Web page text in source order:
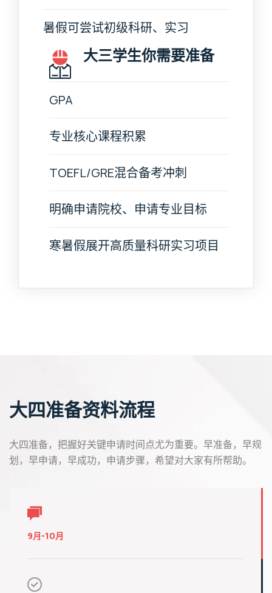
暑假可尝试初级科研、实习
大三学生你需要准备
GPA
专业核心课程积累
TOEFL/GRE混合备考冲刺
明确申请院校、申请专业目标
寒暑假展开高质量科研实习项目
大四准备资料流程
大四准备，把握好关键申请时间点尤为重要。早准备，早规
划，早申请，早成功，申请步骤，希望对大家有所帮助。
9月-10月